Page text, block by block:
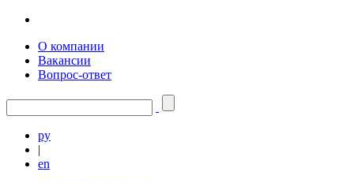
О компании
Вакансии
Вопрос-ответ
ру
|
en